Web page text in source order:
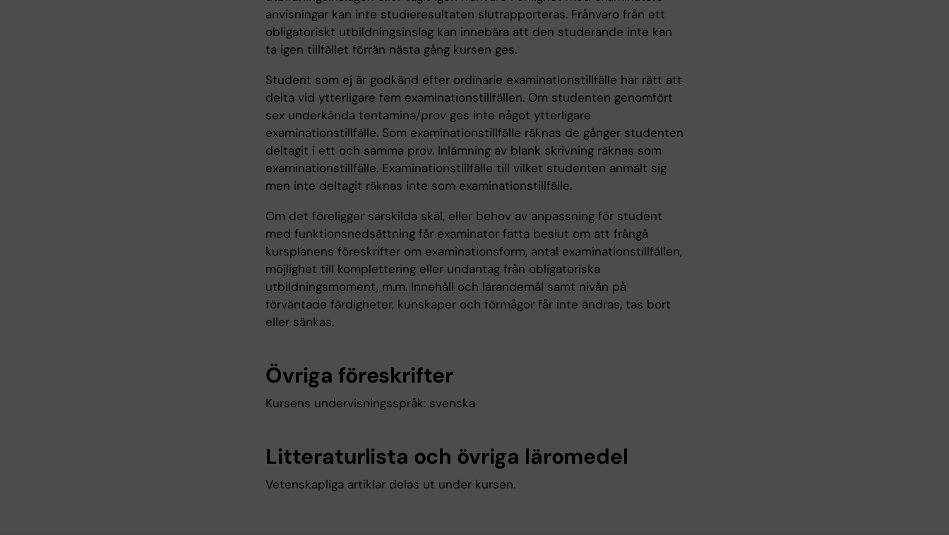
anvisningar kan inte studieresultaten slutrapporteras. Frånvaro från ett
obligatoriskt utbildningsinslag kan innebära att den studerande inte kan
ta igen tillfället förrän nästa gång kursen ges.
Student som ej är godkänd efter ordinarie examinationstillfälle har rätt att
delta vid ytterligare fem examinationstillfällen. Om studenten genomfört
sex underkända tentamina/prov ges inte något ytterligare
examinationstillfälle. Som examinationstillfälle räknas de gånger studenten
deltagit i ett och samma prov. Inlämning av blank skrivning räknas som
examinationstillfälle. Examinationstillfälle till vilket studenten anmält sig
men inte deltagit räknas inte som examinationstillfälle.
Om det föreligger särskilda skäl, eller behov av anpassning för student
med funktionsnedsättning får examinator fatta beslut om att frångå
kursplanens föreskrifter om examinationsform, antal examinationstillfällen,
möjlighet till komplettering eller undantag från obligatoriska
utbildningsmoment, m.m. Innehåll och lärandemål samt nivån på
förväntade färdigheter, kunskaper och förmågor får inte ändras, tas bort
eller sänkas.
Övriga föreskrifter
Kursens undervisningsspråk: svenska
Litteraturlista och övriga läromedel
Vetenskapliga artiklar delas ut under kursen.